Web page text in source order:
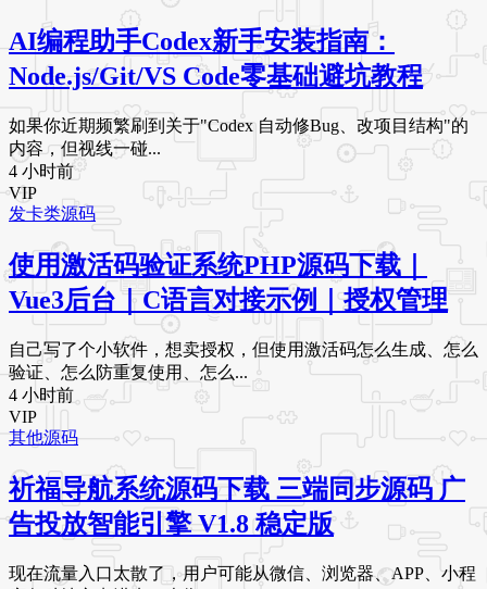
AI编程助手Codex新手安装指南：
Node.js/Git/VS Code零基础避坑教程
如果你近期频繁刷到关于"Codex 自动修Bug、改项目结构"的
内容，但视线一碰...
4 小时前
VIP
发卡类源码
使用激活码验证系统PHP源码下载｜
Vue3后台｜C语言对接示例｜授权管理
自己写了个小软件，想卖授权，但使用激活码怎么生成、怎么
验证、怎么防重复使用、怎么...
4 小时前
VIP
其他源码
祈福导航系统源码下载 三端同步源码 广
告投放智能引擎 V1.8 稳定版
现在流量入口太散了，用户可能从微信、浏览器、APP、小程